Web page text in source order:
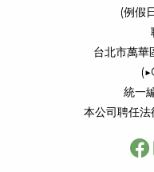
(例假
台北市萬
(
統一
本公司聘任